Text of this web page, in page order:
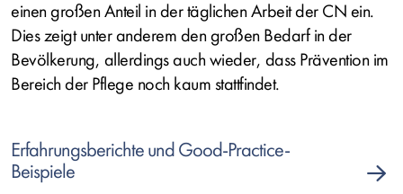
einen großen Anteil in der täglichen Arbeit der CN ein.
Dies zeigt unter anderem den großen Bedarf in der
Bevölkerung, allerdings auch wieder, dass Prävention im
Bereich der Pflege noch kaum stattfindet.
Erfahrungsberichte und Good-Practice-
Beispiele